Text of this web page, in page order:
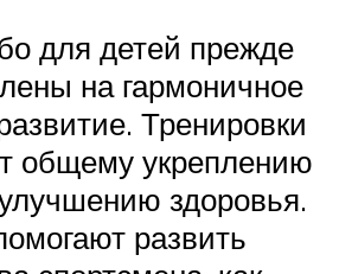
для детей прежде
на гармоничное
Тренировки
общему укреплению
здоровья.
развить